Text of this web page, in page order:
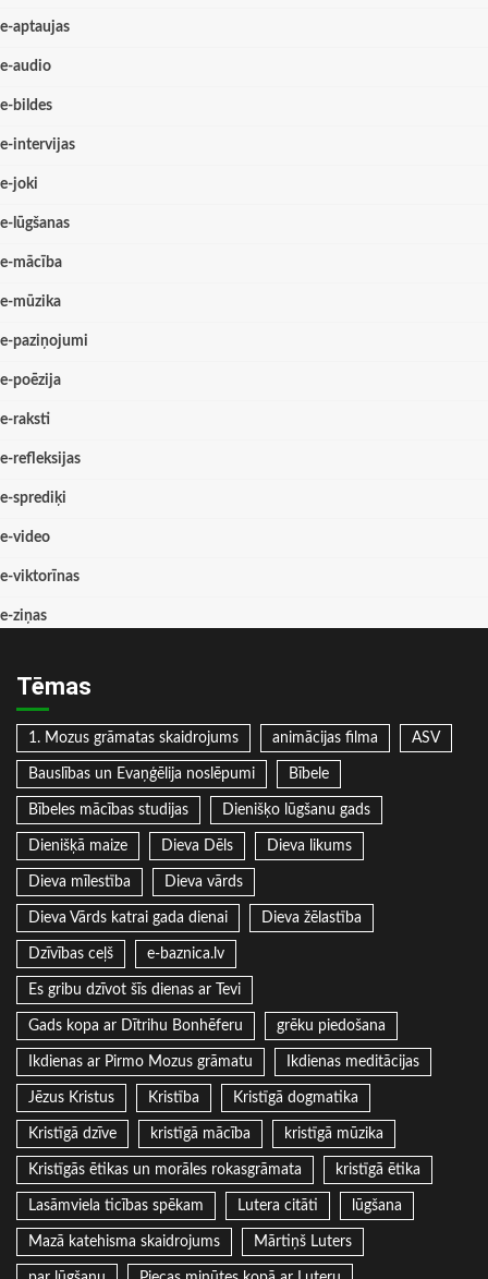
e-aptaujas
e-audio
e-bildes
e-intervijas
e-joki
e-lūgšanas
e-mācība
e-mūzika
e-paziņojumi
e-poēzija
e-raksti
e-refleksijas
e-sprediķi
e-video
e-viktorīnas
e-ziņas
Tēmas
1. Mozus grāmatas skaidrojums animācijas filma ASV
Bauslības un Evaņģēlija noslēpumi Bībele
Bībeles mācības studijas Dienišķo lūgšanu gads
Dienišķā maize Dieva Dēls Dieva likums
Dieva mīlestība Dieva vārds
Dieva Vārds katrai gada dienai Dieva žēlastība
Dzīvības ceļš e-baznica.lv
Es gribu dzīvot šīs dienas ar Tevi
Gads kopa ar Dītrihu Bonhēferu grēku piedošana
Ikdienas ar Pirmo Mozus grāmatu Ikdienas meditācijas
Jēzus Kristus Kristība Kristīgā dogmatika
Kristīgā dzīve kristīgā mācība kristīgā mūzika
Kristīgās ētikas un morāles rokasgrāmata kristīgā ētika
Lasāmviela ticības spēkam Lutera citāti lūgšana
Mazā katehisma skaidrojums Mārtiņš Luters